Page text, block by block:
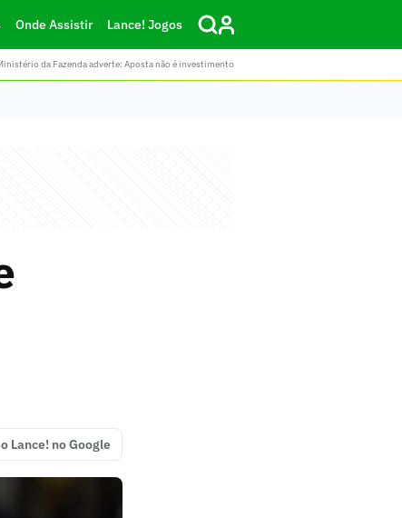
Onde Assistir Lance! Jogos
da Fazenda adverte: Aposta não é investimento
Lance! no Google